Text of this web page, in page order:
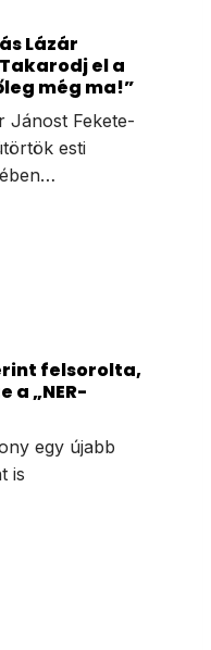
Lázár
el a
még ma!”
Jánost Fekete-
esti
felsorolta,
a „NER-
egy újabb
is